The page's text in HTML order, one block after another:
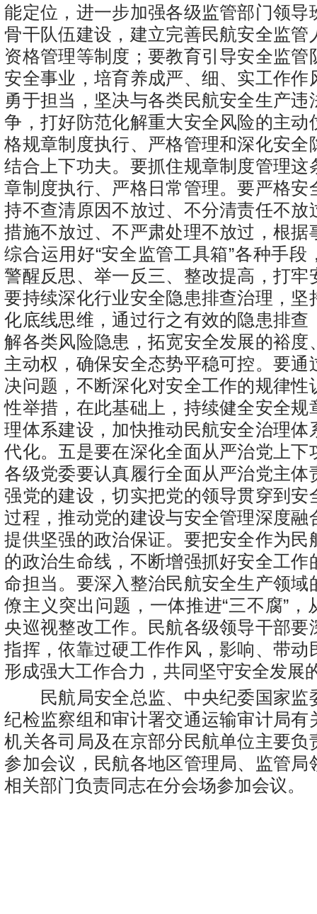
能定位，进一步加强各级监管部门领导
骨干队伍建设，建立完善民航安全监管
资格管理等制度；要教育引导安全监管
安全事业，培育养成严、细、实工作作
勇于担当，坚决与各类民航安全生产违
争，打好防范化解重大安全风险的主动
格规章制度执行、严格管理和深化安全
结合上下功夫。要抓住规章制度管理这
章制度执行、严格日常管理。要严格安
持不查清原因不放过、不分清责任不放
措施不放过、不严肃处理不放过，根据
综合运用好“安全监管工具箱”各种手段
警醒反思、举一反三、整改提高，打牢
要持续深化行业安全隐患排查治理，坚
化底线思维，通过行之有效的隐患排查
解各类风险隐患，拓宽安全发展的裕度
主动权，确保安全态势平稳可控。要通
决问题，不断深化对安全工作的规律性
性举措，在此基础上，持续健全安全规
理体系建设，加快推动民航安全治理体
代化。五是要在深化全面从严治党上下
各级党委要认真履行全面从严治党主体
强党的建设，切实把党的领导贯穿到安
过程，推动党的建设与安全管理深度融
提供坚强的政治保证。要把安全作为民
的政治生命线，不断增强抓好安全工作
命担当。要深入整治民航安全生产领域
僚主义突出问题，一体推进“三不腐”，
央巡视整改工作。民航各级领导干部要
指挥，依靠过硬工作作风，影响、带动
形成强大工作合力，共同坚守安全发展
民航局安全总监、中央纪委国家监
纪检监察组和审计署交通运输审计局有
机关各司局及在京部分民航单位主要负
参加会议，民航各地区管理局、监管局
相关部门负责同志在分会场参加会议。